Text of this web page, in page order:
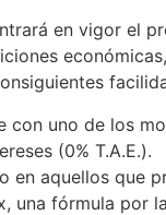
en vigor el
con uno de los
(0% T.A.E.).
en aquellos que
una fórmula por